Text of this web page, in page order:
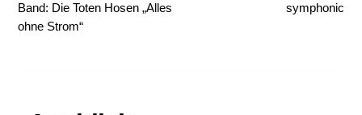
Band: Die Toten Hosen „Alles
ohne Strom“
symphonic